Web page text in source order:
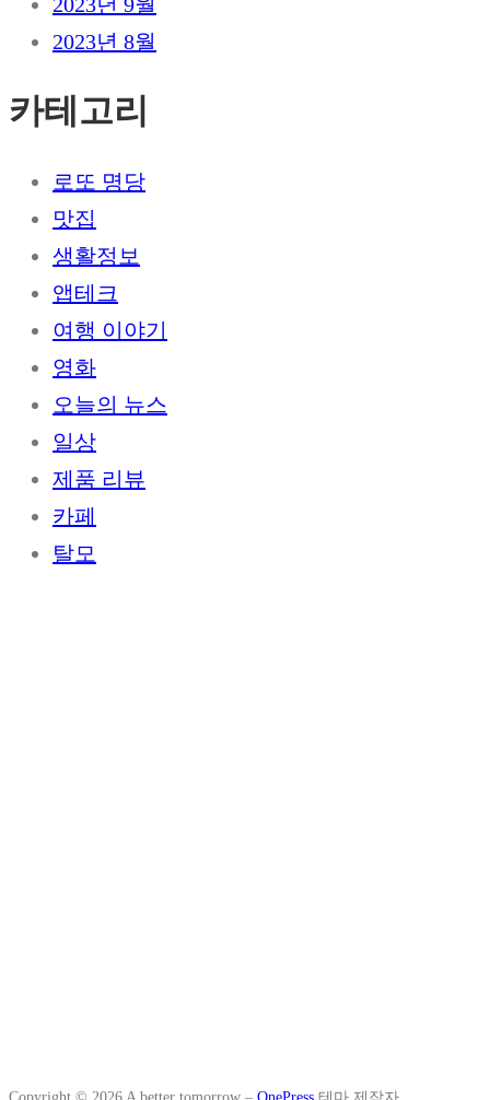
2023년 8월
카테고리
로또 명당
맛집
생활정보
앱테크
여행 이야기
영화
오늘의 뉴스
일상
제품 리뷰
카페
탈모
Copyright © 2026 A better tomorrow – OnePress 테마 제작자